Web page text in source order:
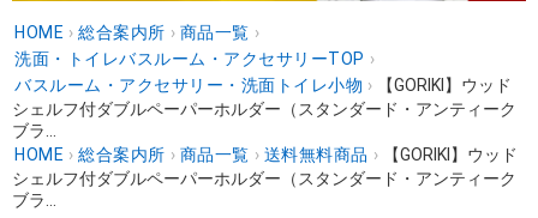
HOME › 総合案内所 › 商品一覧 ›
洗面・トイレバスルーム・アクセサリーTOP ›
バスルーム・アクセサリー・洗面トイレ小物 ›
【GORIKI】ウッド
シェルフ付ダブルペーパーホルダー（スタンダード・アンティーク
ブラ...
HOME › 総合案内所 › 商品一覧 › 送料無料商品 ›
【GORIKI】ウッド
シェルフ付ダブルペーパーホルダー（スタンダード・アンティーク
ブラ...